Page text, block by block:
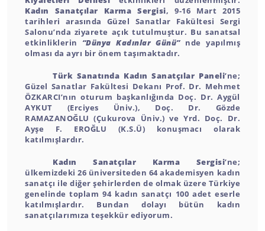
Kadın Sanatçılar Karma Sergisi, 9-16 Mart 2015
tarihleri arasında Güzel Sanatlar Fakültesi Sergi
Salonu’nda ziyarete açık tutulmuştur. Bu sanatsal
etkinliklerin “Dünya Kadınlar Günü”nde yapılmış
olması da ayrı bir önem taşımaktadır.
Türk Sanatında Kadın Sanatçılar Paneli’ne;
Güzel Sanatlar Fakültesi Dekanı Prof. Dr. Mehmet
ÖZKARCI’nın oturum başkanlığında Doç. Dr. Aygül
AYKUT (Erciyes Üniv.), Doç. Dr. Gözde
RAMAZANOĞLU (Çukurova Üniv.) ve Yrd. Doç. Dr.
Ayşe F. EROĞLU (K.S.Ü) konuşmacı olarak
katılmışlardır.
Kadın Sanatçılar Karma Sergisi’ne;
ülkemizdeki 26 üniversiteden 64 akademisyen kadın
sanatçı ile diğer şehirlerden de olmak üzere Türkiye
genelinde toplam 94 kadın sanatçı 100 adet eserle
katılmışlardır. Bundan dolayı bütün kadın
sanatçılarımıza teşekkür ediyorum.